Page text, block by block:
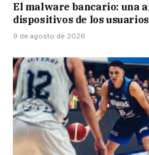
El malware bancario: una
dispositivos de los usuarios
9 de agosto de 2026